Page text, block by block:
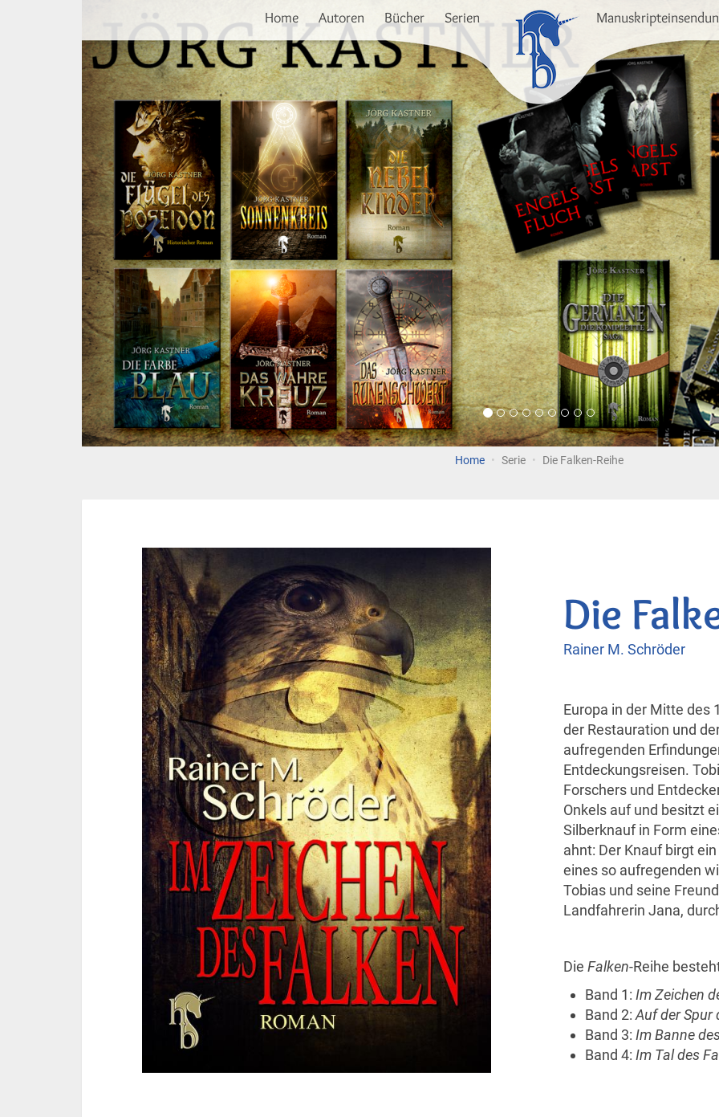
Home Autoren Bücher Serien
Home Serie Die Falken-Reihe
Die
Rainer M. Schröder
Europa in der Mitte des
der Restauration und
aufregenden
Entdeckungsreisen.
Forschers und
Onkels auf und besitzt
Silberknauf in Form
ahnt: Der Knauf birgt
eines so aufregenden
Tobias und seine
Landfahrerin Jana,
Die Falken-Reihe
Band 1: Im Zeichen
Band 2: Auf der Spur
Band 3: Im Banne
Band 4: Im Tal des